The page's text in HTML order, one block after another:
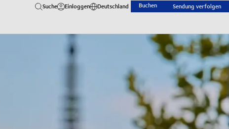
Suche Einloggen Deutschland Buchen Sendung verfolgen